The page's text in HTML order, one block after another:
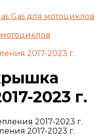
Gas для мотоциклов
2017-2023 г.
2023 г.
2017-2023 г.